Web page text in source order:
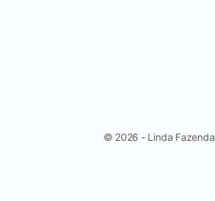
© 2026 - Linda Fazenda